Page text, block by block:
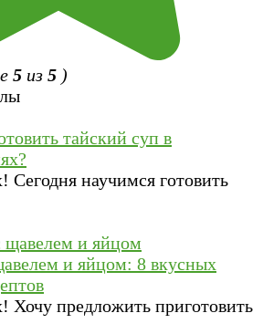
5 из 5 )
тайский суп в
Сегодня научимся готовить
и яйцом: 8 вкусных
Хочу предложить приготовить